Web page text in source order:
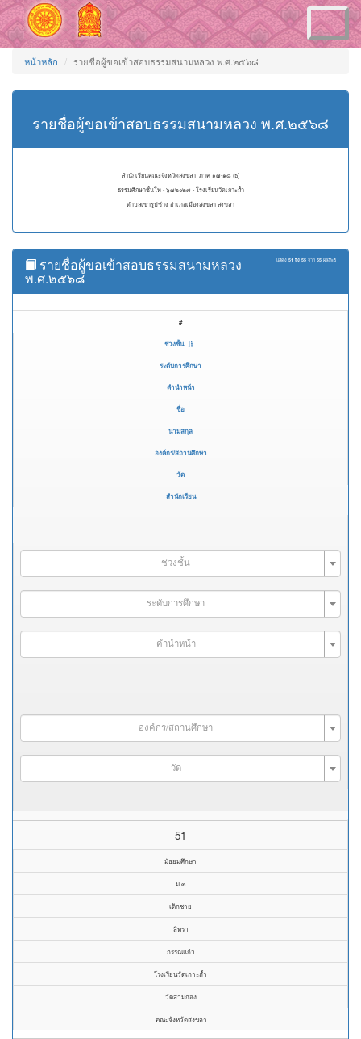
Toggle
navigation
หน้าหลัก รายชื่อผู้ขอเข้าสอบธรรมสนามหลวง พ.ศ.๒๕๖๘
รายชื่อผู้ขอเข้าสอบธรรมสนามหลวง พ.ศ.๒๕๖๘
สำนักเรียนคณะจังหวัดสงขลา ภาค ๑๗-๑๘ (ธ)
ธรรมศึกษาชั้นโท - ๖๗๒๐๒๗ - โรงเรียนวัดเกาะถ้ำ
ตำบลเขารูปช้าง อำเภอเมืองสงขลา สงขลา
แสดง 51 ถึง 55 จาก 55 ผลลัพธ์
รายชื่อผู้ขอเข้าสอบธรรมสนามหลวง
พ.ศ.๒๕๖๘
#
ช่วงชั้น
ระดับการศึกษา
คำนำหน้า
ชื่อ
นามสกุล
องค์กร/สถานศึกษา
วัด
สำนักเรียน
ช่วงชั้น
ระดับการศึกษา
คำนำหน้า
องค์กร/สถานศึกษา
วัด
51
มัธยมศึกษา
ม.๓
เด็กชาย
สิทรา
กรรณแก้ว
โรงเรียนวัดเกาะถ้ำ
วัดสามกอง
คณะจังหวัดสงขลา